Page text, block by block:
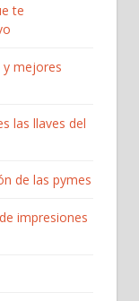
te
y mejores
las llaves del
de las pymes
impresiones